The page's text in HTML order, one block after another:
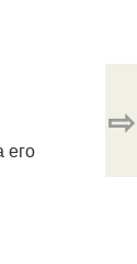
его
⇨